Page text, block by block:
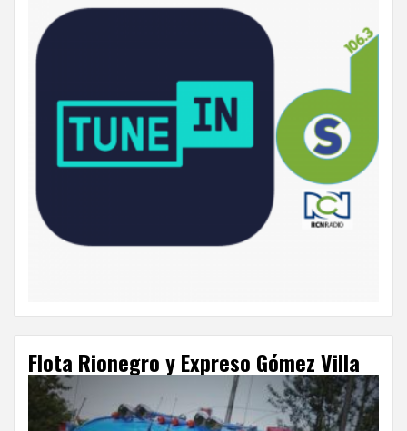
Flota Rionegro y Expreso Gómez Villa